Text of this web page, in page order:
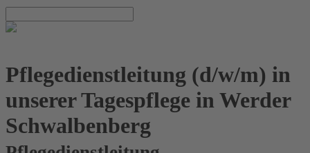
Pflegedienstleitung (d/w/m) in
unserer Tagespflege in Werder
Schwalbenberg